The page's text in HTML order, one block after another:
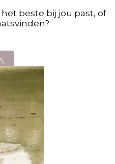
beste bij jou past, of